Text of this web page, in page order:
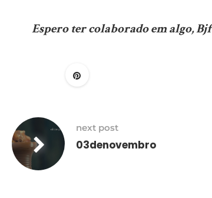
Espero ter colaborado em algo, Bjf
next post
03denovembro